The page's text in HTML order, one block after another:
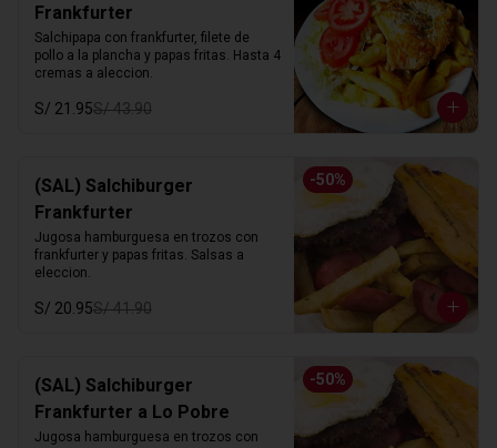
Frankfurter
Salchipapa con frankfurter, filete de
pollo a la plancha y papas fritas. Hasta 4
cremas a aleccion.
S/ 21.95S/ 43.90
-50%
(SAL) Salchiburger
Frankfurter
Jugosa hamburguesa en trozos con
frankfurter y papas fritas. Salsas a
eleccion.
S/ 20.95S/ 41.90
-50%
(SAL) Salchiburger
Frankfurter a Lo Pobre
Jugosa hamburguesa en trozos con